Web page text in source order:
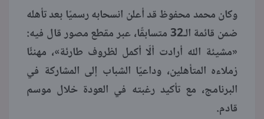
وكان محمد محفوظ قد أعلن انسحابه رسميًا بعد تأهله
ضمن قائمة الـ32 متسابقًا، عبر مقطع مصور قال فيه:
«مشيئة الله أرادت ألّا أكمل لظروف طارئة»، مهنئًا
زملاءه المتأهلين، وداعيًا الشباب إلى المشاركة في
البرنامج، مع تأكيد رغبته في العودة خلال موسم
قادم.